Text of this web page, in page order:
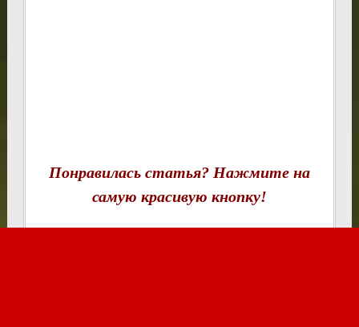
Понравилась статья? Нажмите на
самую красивую кнопку!